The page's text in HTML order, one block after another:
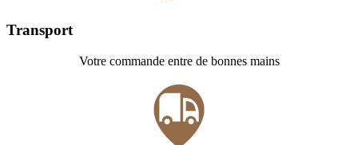
Transport
Votre commande entre de bonnes mains